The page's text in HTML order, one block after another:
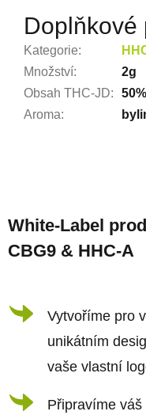
Doplňkové
Kategorie:
Množství:
2g
Obsah THC-JD:
50%
Aroma:
á
p
a
White-Label
CBG9 & HHC-A
Vytvoříme pro
unikátním
vaše vlastní
Připravíme